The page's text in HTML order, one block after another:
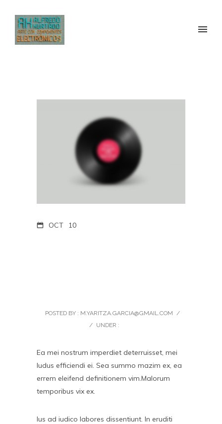
OCT 10
POSTED BY : M.YARITZA.GARCIA@GMAIL.COM /
/ UNDER :
Ea mei nostrum imperdiet deterruisset, mei
ludus efficiendi ei. Sea summo mazim ex, ea
errem eleifend definitionem vim.Malorum
temporibus vix ex.
Ius ad iudico labores dissentiunt. In eruditi